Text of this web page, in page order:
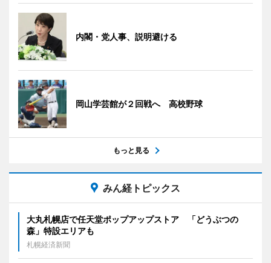
内閣・党人事、説明避ける
岡山学芸館が２回戦へ 高校野球
もっと見る
みん経トピックス
大丸札幌店で任天堂ポップアップストア 「どうぶつの
森」特設エリアも
札幌経済新聞